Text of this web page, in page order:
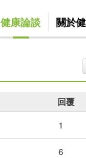
健康論談 關於
回覆
1
6